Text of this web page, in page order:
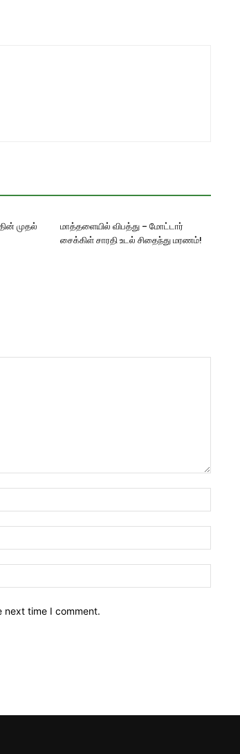
முதல்
மாத்தளையில் விபத்து – மோட்டார்
சைக்கிள் சாரதி உடல் சிதைந்து மரணம்!
next time I comment.